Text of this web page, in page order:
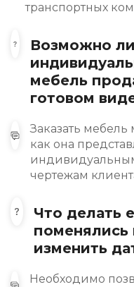
транспортных
Возможно ли
мебель
готовом
Заказать
как она
чертежам
Что делать
изменить
Необходимо